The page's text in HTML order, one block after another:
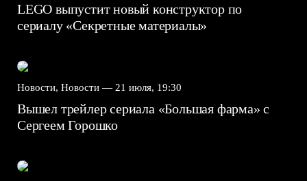
LEGO выпустит новый конструктор по
сериалу «Секретные материалы»
Новости, Новости — 21 июля, 19:30
Вышел трейлер сериала «Большая фарма» с
Сергеем Горошко